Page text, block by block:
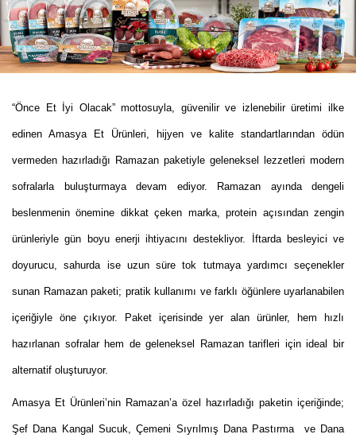
“Önce Et İyi Olacak”mottosuyla, güvenilir ve izlenebilir üretimi ilke
edinen Amasya Et Ürünleri, hijyen ve kalite standartlarından ödün
vermeden hazırladığı Ramazan paketiyle geleneksel lezzetleri modern
sofralarla buluşturmaya devam ediyor. Ramazan ayında dengeli
beslenmenin önemine dikkat çeken marka, protein açısından zengin
ürünleriyle gün boyu enerji ihtiyacını destekliyor. İftarda besleyici ve
doyurucu, sahurda ise uzun süre tok tutmaya yardımcı seçenekler
sunan Ramazan paketi; pratik kullanımı ve farklı öğünlere uyarlanabilen
içeriğiyle öne çıkıyor. Paket içerisinde yer alan ürünler, hem hızlı
hazırlanan sofralar hem de geleneksel Ramazan tarifleri için ideal bir
alternatif oluşturuyor.
Amasya Et Ürünleri’nin Ramazan’a özel hazırladığı paketin içeriğinde;
Şef Dana Kangal Sucuk, Çemeni Sıyrılmış Dana Pastırma ve Dana